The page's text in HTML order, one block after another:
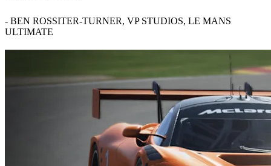
- BEN ROSSITER-TURNER, VP STUDIOS, LE MANS
ULTIMATE